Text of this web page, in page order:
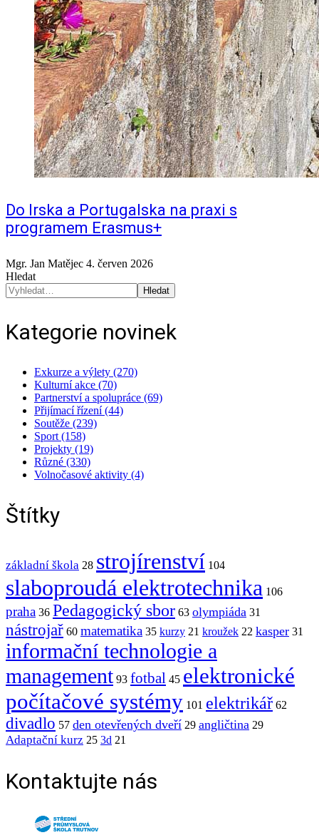
Do Irska a Portugalska na praxi s
programem Erasmus+
Mgr. Jan Matějec 4. červen 2026
Hledat
Hledat
Kategorie novinek
Exkurze a výlety (270)
Kulturní akce (70)
Partnerství a spolupráce (69)
Přijímací řízení (44)
Soutěže (239)
Sport (158)
Projekty (19)
Různé (330)
Volnočasové aktivity (4)
Štítky
základní škola 28 strojírenství 104
slaboproudá elektrotechnika 106
praha 36 Pedagogický sbor 63 olympiáda 31
nástrojař 60 matematika 35 kurzy 21 kroužek 22 kasper 31
informační technologie a
management 93 fotbal 45 elektronické
počítačové systémy 101 elektrikář 62
divadlo 57 den otevřených dveří 29 angličtina 29
Adaptační kurz 25 3d 21
Kontaktujte nás